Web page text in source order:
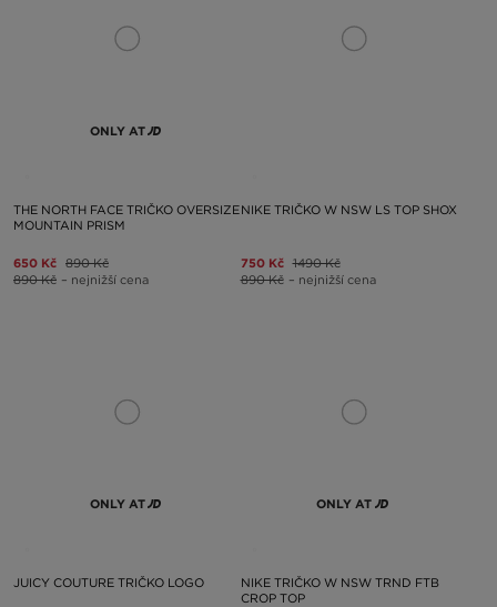
ONLY AT
THE NORTH FACE TRIČKO OVERSIZE
MOUNTAIN PRISM
650 Kč 890 Kč
890 Kč – nejnižší cena
NIKE TRIČKO W NSW LS TOP SHOX
750 Kč 1490 Kč
890 Kč – nejnižší cena
ONLY AT
JUICY COUTURE TRIČKO LOGO
ONLY AT
NIKE TRIČKO W NSW TRND FTB
CROP TOP